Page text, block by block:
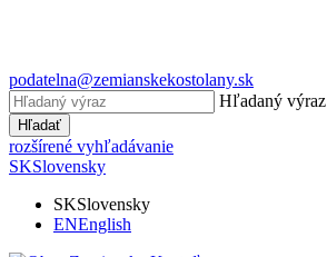
podatelna@zemianskekostolany.sk
Hľadaný výraz
Hľadať
rozšírené vyhľadávanie
SKSlovensky
SKSlovensky
ENEnglish